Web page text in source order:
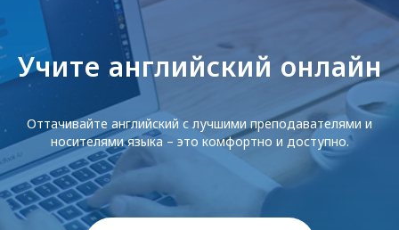
Учите английский онлайн
Оттачивайте английский с лучшими преподавателями и
носителями языка – это комфортно и доступно.